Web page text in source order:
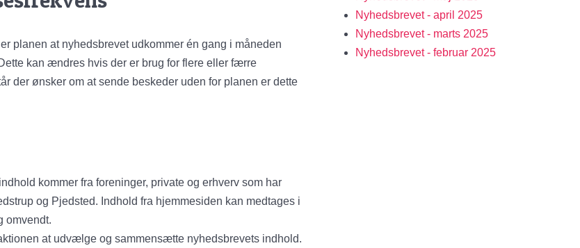
er planen at nyhedsbrevet udkommer én gang i måneden
kan ændres hvis der er brug for flere eller færre
der ønsker om at sende beskeder uden for planen er dette
kommer fra foreninger, private og erhverv som har
og Pjedsted. Indhold fra hjemmesiden kan medtages i
omvendt.
at udvælge og sammensætte nyhedsbrevets indhold.
Nyhedsbrevet - april 2025
Nyhedsbrevet - marts 2025
Nyhedsbrevet - februar 2025